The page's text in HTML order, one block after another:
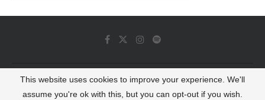
© 2022 - Luminous Dash All Rights Reserved
This website uses cookies to improve your experience. We'll
assume you're ok with this, but you can opt-out if you wish.